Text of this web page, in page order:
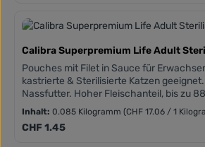
Calibra Superpremium Life Adult
Pouches mit Filet in Sauce für
kastrierte & Sterilisierte Katzen geeignet. Komplettes
Nassfutter. Hoher Fleischanteil, bis zu
Getreidefreie Zusammensetzungen.
Frei von Weizen, Mais, Soja und
Organismen.
Inhalt:0.085 Kilogramm(CHF 17.06 / 1
Regulärer Preis:
CHF 1.45